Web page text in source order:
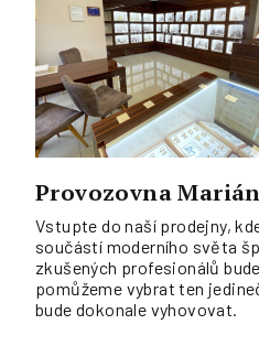
Provozovna
Vstupte do naší prodejny,
součástí moderního světa
zkušených profesionálů
pomůžeme vybrat ten
bude dokonale vyhovovat.